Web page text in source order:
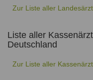
Zur Liste aller
Liste aller
Deutschland
Zur Liste aller